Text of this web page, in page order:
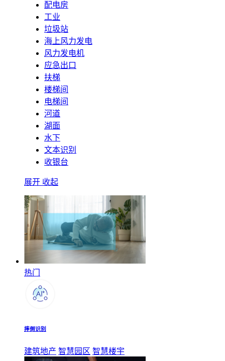
配电房
工业
垃圾站
海上风力发电
风力发电机
应急出口
扶梯
楼梯间
电梯间
河道
湖面
水下
文本识别
收银台
展开 收起
热门
摔倒识别
建筑地产 智慧园区 智慧楼宇